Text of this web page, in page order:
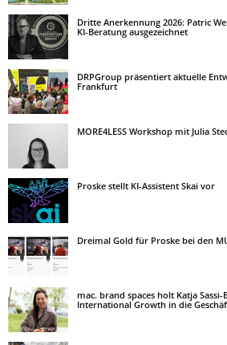
Dritte Anerkennung 2026: Patric
KI-Beratung ausgezeichnet
DRPGroup präsentiert aktuelle
Frankfurt
MORE4LESS Workshop mit Julia
Proske stellt KI-Assistent Skai vor
Dreimal Gold für Proske bei den
mac. brand spaces holt Katja
International Growth in die